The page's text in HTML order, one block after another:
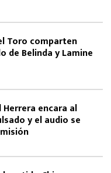
Toro comparten
de Belinda y Lamine
Herrera encara al
y el audio se